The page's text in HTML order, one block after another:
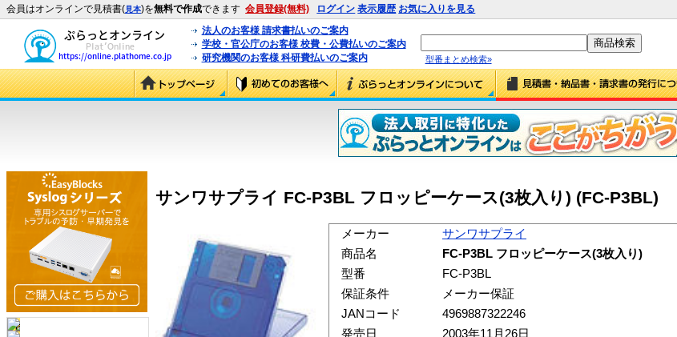
会員はオンラインで見積書(見本)を無料で作成できます 会員登録(無料) ログイン 表示履歴 お気に入りを見る
法人のお客様 請求書払いのご案内
学校・官公庁のお客様 校費・公費払いのご案内
研究機関のお客様 科研費払いのご案内
型番まとめ検索»
サンワサプライ FC-P3BL フロッピーケース(3枚入り) (FC-P3BL)
メーカー
サンワサプライ
商品名
FC-P3BL フロッピーケース(3枚入り)
型番
FC-P3BL
保証条件
メーカー保証
JANコード
4969887322246
発売日
2003年11月26日